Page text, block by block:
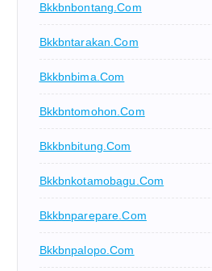
Bkkbnbontang.com
Bkkbntarakan.com
Bkkbnbima.com
Bkkbntomohon.com
Bkkbnbitung.com
Bkkbnkotamobagu.com
Bkkbnparepare.com
Bkkbnpalopo.com